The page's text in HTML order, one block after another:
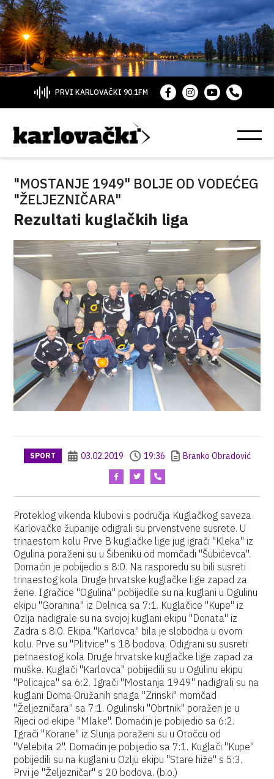
PRVI KARLOVAČKI 90.1FM
"MOSTANJE 1949" BOLJE OD VODEĆEG
"ŽELJEZNIČARA"
Rezultati kuglačkih liga
SPORT 03.02.2019 19:36 Branko Obradović
Proteklog vikenda klubovi s područja Kuglačkog saveza
Karlovačke županije odigrali su prvenstvene susrete. U
trinaestom kolu Prve B kuglačke lige jug igrači "Kleka" iz
Ogulina poraženi su u Šibeniku od momčadi "Šubićevca".
Domaćin je pobijedio s 8:0. Na rasporedu su bili susreti
trinaestog kola Druge hrvatske kuglačke lige zapad za
žene. Igračice "Ogulina" pobijedile su na kuglani u Ogulinu
ekipu "Goranina" iz Delnica sa 7:1. Kuglačice "Kupe" iz
Ozlja nadigrale su na svojoj kuglani ekipu "Donata" iz
Zadra s 8:0. Ekipa "Karlovca" bila je slobodna u ovom
kolu. Prve su "Plitvice" s 18 bodova. Odigrani su susreti
petnaestog kola Druge hrvatske kuglačke lige zapad za
muške. Kuglači "Karlovca" pobijedili su u Ogulinu ekipu
"Policajca" sa 6:2. Igrači "Mostanja 1949" nadigrali su na
kuglani Doma Oružanih snaga "Zrinski" momčad
"Željezničara" sa 7:1. Ogulinski "Obrtnik" poražen je u
Rijeci od ekipe "Mlake". Domaćin je pobijedio sa 6:2.
Igrači "Korane" iz Slunja poraženi su u Otočcu od
"Velebita 2". Domaćin je pobijedio sa 7:1. Kuglači "Kupe"
pobijedili su na kuglani u Ozlju ekipu "Stare hiže" s 5:3.
Prvi je "Željezničar" s 20 bodova. (b.o.)